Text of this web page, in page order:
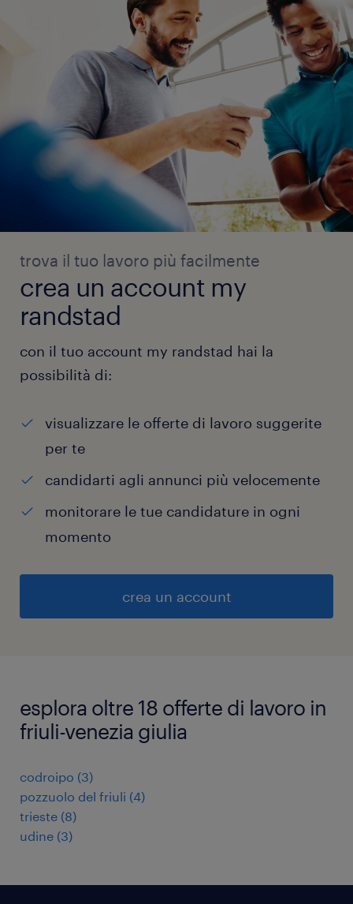
trova il tuo lavoro più facilmente
crea un account my
randstad
con il tuo account my randstad hai la
possibilità di:
visualizzare le offerte di lavoro suggerite
per te
candidarti agli annunci più velocemente
monitorare le tue candidature in ogni
momento
crea un account
esplora oltre 18 offerte di lavoro in
friuli-venezia giulia
codroipo (3)
pozzuolo del friuli (4)
trieste (8)
udine (3)